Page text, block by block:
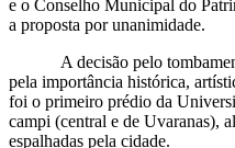
e o Conselho Municipal do
a proposta por unanimidade.
A decisão pelo
pela importância histórica,
foi o primeiro prédio da
campi (central e de Uvaranas),
espalhadas pela cidade.